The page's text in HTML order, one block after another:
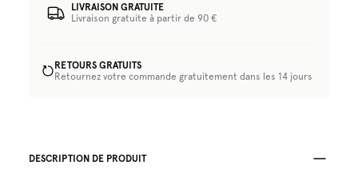
LIVRAISON GRATUITE
Livraison gratuite à partir de 90 €
RETOURS GRATUITS
Retournez votre commande gratuitement dans les 14 jours
DESCRIPTION DE PRODUIT